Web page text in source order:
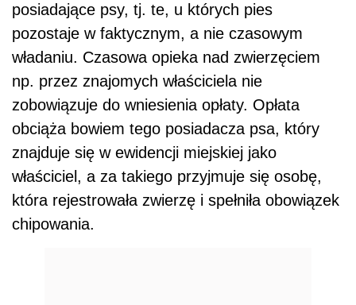
posiadające psy, tj. te, u których pies
pozostaje w faktycznym, a nie czasowym
władaniu. Czasowa opieka nad zwierzęciem
np. przez znajomych właściciela nie
zobowiązuje do wniesienia opłaty. Opłata
obciąża bowiem tego posiadacza psa, który
znajduje się w ewidencji miejskiej jako
właściciel, a za takiego przyjmuje się osobę,
która rejestrowała zwierzę i spełniła obowiązek
chipowania.